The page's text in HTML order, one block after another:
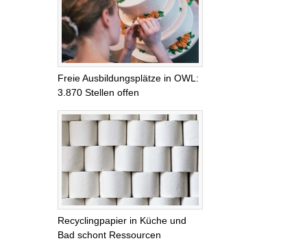
Freie Ausbildungsplätze in OWL:
3.870 Stellen offen
Recyclingpapier in Küche und
Bad schont Ressourcen